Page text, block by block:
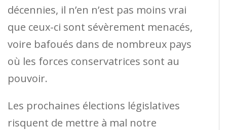
décennies, il n’en n’est pas moins vrai
que ceux-ci sont sévèrement menacés,
voire bafoués dans de nombreux pays
où les forces conservatrices sont au
pouvoir.
Les prochaines élections législatives
risquent de mettre à mal notre